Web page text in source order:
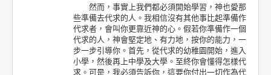
然而，事實上我們都必須開始學習，神也愛那
些準備去代求的人。我相信沒有其他事比起準備作
代求者，會叫你更靠近神的心。假若你準備作一個
代求的人，神會堅定地、有力地，按你的能力，一
步一步引導你。首先，從代求的幼稚園開始，進入
小學，然後再上中學及大學。至終你會懂得怎樣代
求。可是，我必須告訴你，這要你付出一切作為代